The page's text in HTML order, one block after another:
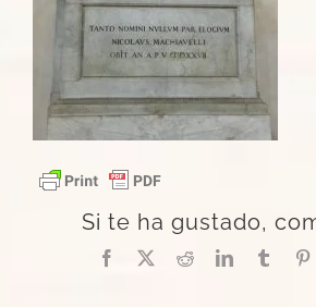
Si te ha gustado,
Facebook
X RedditLinkedInTumblr